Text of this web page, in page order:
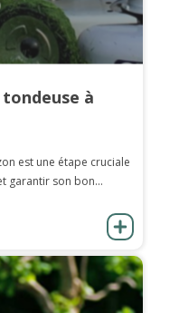
à
est une étape cruciale
garantir son bon...